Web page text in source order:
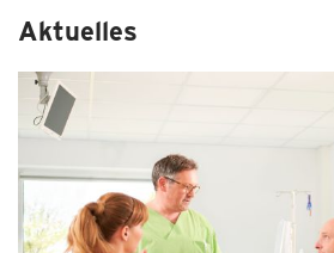
Aktuelles